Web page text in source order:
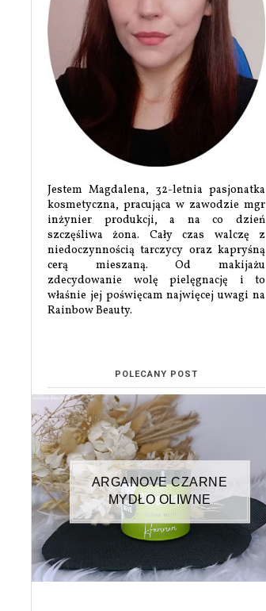
Jestem Magdalena, 32-letnia pasjonatka
kosmetyczna, pracująca w zawodzie mgr
inżynier produkcji, a na co dzień
szczęśliwa żona. Cały czas walczę z
niedoczynnością tarczycy oraz kapryśną
cerą mieszaną. Od makijażu
zdecydowanie wolę pielęgnację i to
właśnie jej poświęcam najwięcej uwagi na
Rainbow Beauty.
POLECANY POST
ARGANOVE CZARNE
MYDŁO OLIWNE